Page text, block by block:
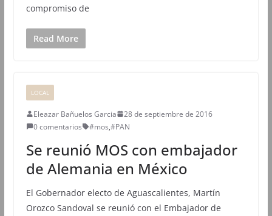
compromiso de
Read More
LOCAL
Eleazar Bañuelos Garcia
28 de septiembre de 2016
0 comentarios
#mos,#PAN
Se reunió MOS con embajador
de Alemania en México
El Gobernador electo de Aguascalientes, Martín
Orozco Sandoval se reunió con el Embajador de